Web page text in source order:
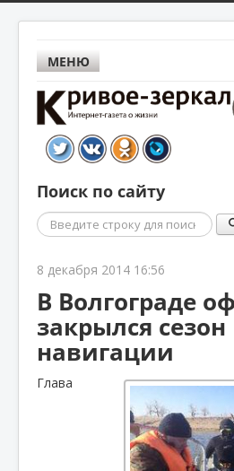
МЕНЮ
Поиск по сайту
Поиск
8 декабря 2014 16:56
В Волгограде
закрылся сезон
навигации
Глава